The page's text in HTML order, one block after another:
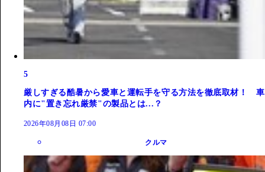
5
厳しすぎる酷暑から愛車と運転手を守る方法を徹底取材！ 車
内に"置き忘れ厳禁"の製品とは...？
2026年08月08日 07:00
クルマ